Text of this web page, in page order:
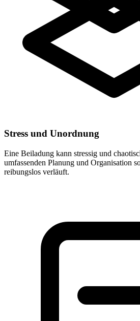
Stress und Unordnung
Eine Beiladung kann stressig und
umfassenden Planung und Organisation
reibungslos verläuft.